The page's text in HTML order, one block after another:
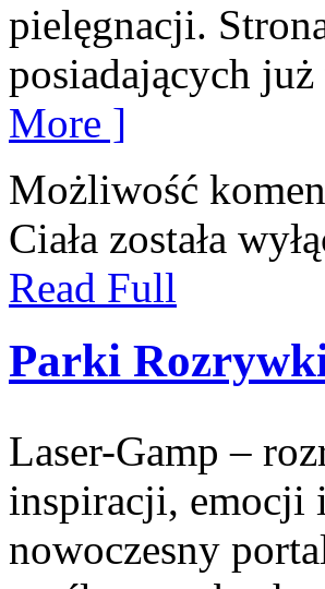
pielęgnacji.
posiadających
More ]
Możliwość
Ciała została
Read Full
Parki
Laser-Gamp –
inspiracji, emocji
nowoczesny